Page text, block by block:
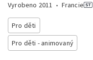
Vyrobeno 2011 • Francie
Pro děti
Pro děti - animovaný